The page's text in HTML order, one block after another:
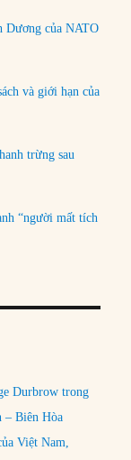
của NATO
và giới hạn của
trừng sau
“người mất tích
Durbrow trong
– Biên Hòa
Việt Nam,